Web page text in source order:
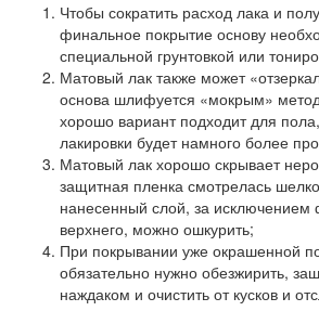
Чтобы сократить расход лака и
финальное покрытие основу
специальной грунтовкой или
Матовый лак также может
основа шлифуется «мокрым»
хорошо вариант подходит для
лакировки будет намного более
Матовый лак хорошо скрывает
защитная пленка смотрелась
нанесенный слой, за исключением
верхнего, можно ошкурить;
При покрывании уже окрашенной
обязательно нужно обезжирить,
наждаком и очистить от кусков и